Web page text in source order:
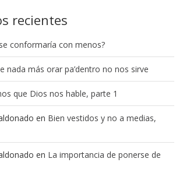
recientes
conformaría con menos?
nada más orar pa’dentro no nos sirve
que Dios nos hable, parte 1
en Bien vestidos y no a medias,
en La importancia de ponerse de